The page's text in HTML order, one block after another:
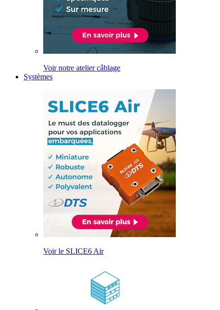
Voir notre atelier câblage
Systèmes
Voir le SLICE6 Air